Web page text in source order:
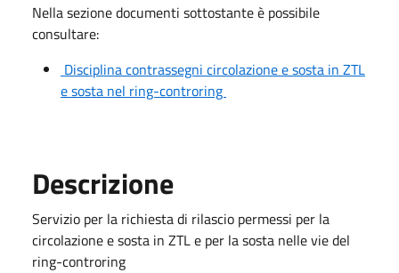
Nella sezione documenti sottostante è possibile
consultare:
Disciplina contrassegni circolazione e sosta in ZTL
e sosta nel ring-controring
Descrizione
Servizio per la richiesta di rilascio permessi per la
circolazione e sosta in ZTL e per la sosta nelle vie del
ring-controring